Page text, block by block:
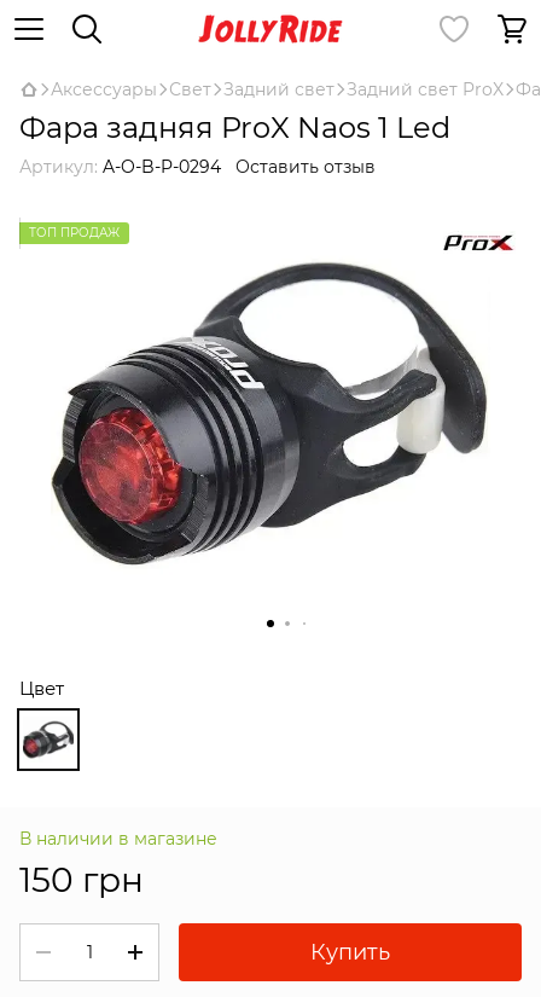
Аксессуары Свет Задний свет Задний свет ProX
Фара задняя ProX Naos 1 Led
Артикул: A-O-B-P-0294 Оставить отзыв
ТОП ПРОДАЖ
Цвет
В наличии в магазине
150 грн
Купить